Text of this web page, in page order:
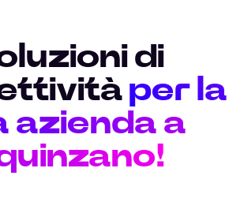
di
per la
azienda a